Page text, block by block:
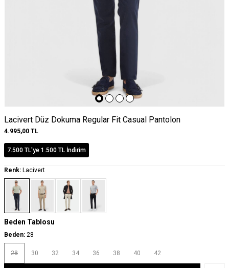
Lacivert Düz Dokuma Regular Fit Casual Pantolon
4.995,00 TL
7.500 TL'ye 1.500 TL İndirim
Renk: Lacivert
Beden Tablosu
Beden: 28
28 30 32 34 36 38 40 42